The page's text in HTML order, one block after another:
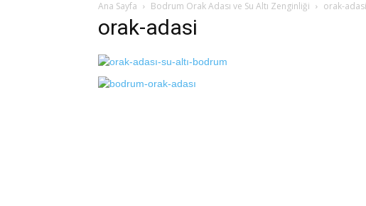
Ana Sayfa Bodrum Orak Adası ve Su Altı Zenginliği orak-adasi
orak-adasi